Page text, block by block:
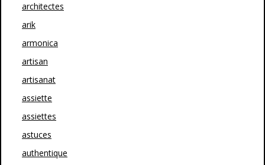
architectes
arik
armonica
artisan
artisanat
assiette
assiettes
astuces
authentique